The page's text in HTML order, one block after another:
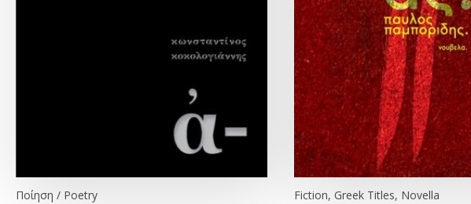
Ποίηση / Poetry Fiction, Greek Titles, Novella